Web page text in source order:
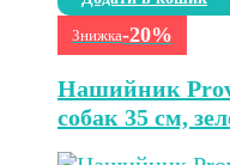
Знижка-20%
Нашийник
собак 35 см,